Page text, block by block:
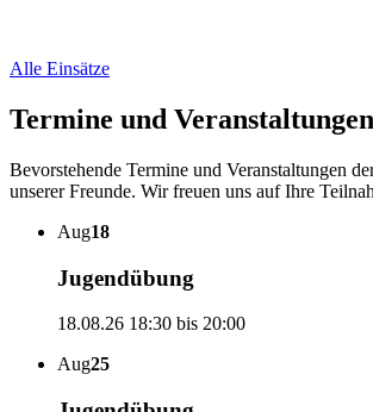
Alle Einsätze
Termine und Veranstaltungen
Bevorstehende Termine und Veranstaltungen
unserer Freunde. Wir freuen uns auf Ihre
Aug18
Jugendübung
18.08.26 18:30 bis 20:00
Aug25